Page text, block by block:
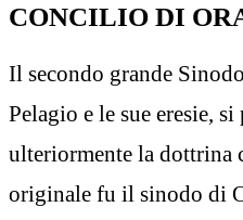
CONCILIO DI
Il secondo grande
Pelagio e le sue eresie,
ulteriormente la dottrina
originale fu il sinodo di